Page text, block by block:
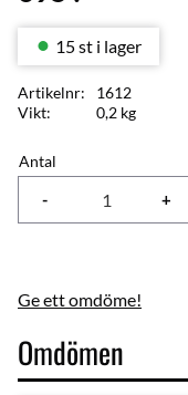
Antal
+
-
15 st i lager
Artikelnr
1612
Vikt
0,2 kg
Ge ett omdöme!
Omdömen